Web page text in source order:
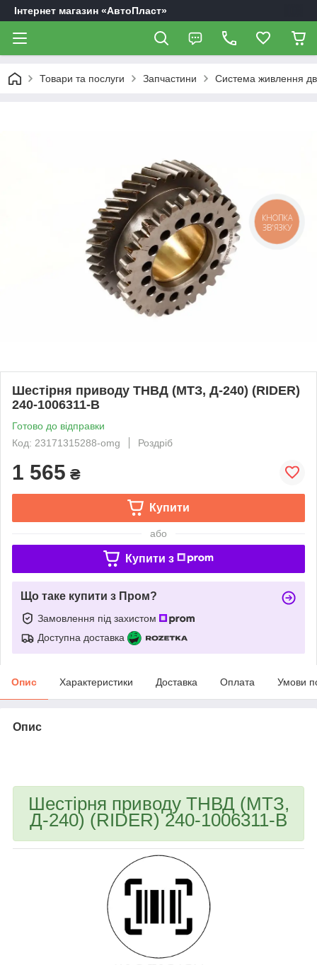
Інтернет магазин «АвтоПласт»
Товари та послуги Запчастини Система живлення
Шестірня приводу ТНВД (МТЗ, Д-240) (RIDER)
240-1006311-В
Готово до відправки
Код: 23171315288-omg
Роздріб
1 565 ₴
Купити
або
Купити з
Що таке купити з Пром?
Замовлення під захистом
Доступна доставка
Опис Характеристики Доставка Оплата Умови
Опис
Шестірня приводу ТНВД (МТЗ,
Д-240) (RIDER) 240-1006311-В
КНОПКА
ЗВ'ЯЗКУ